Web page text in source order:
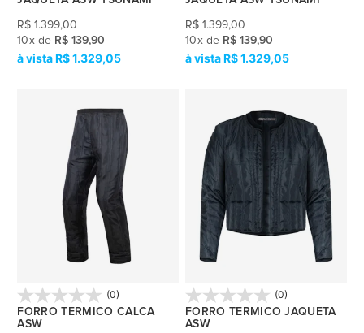
R$ 1.399,00
10x de R$ 139,90
R$ 1.329,05
R$ 1.399,00
10x de R$ 139,90
R$ 1.329,05
(0)
FORRO TERMICO CALCA
ASW
(0)
FORRO TERMICO JAQUETA
ASW